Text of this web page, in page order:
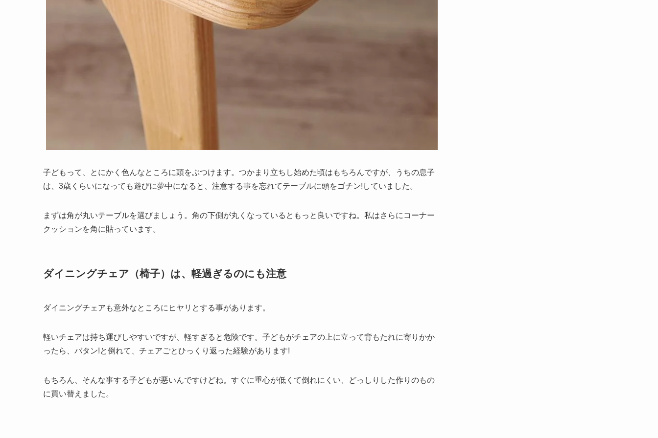
子どもって、とにかく色んなところに頭をぶつけます。つかまり立ちし始めた頃はもちろんですが、うちの息子
は、3歳くらいになっても遊びに夢中になると、注意する事を忘れてテーブルに頭をゴチン!していました。
まずは角が丸いテーブルを選びましょう。角の下側が丸くなっているともっと良いですね。私はさらにコーナー
クッションを角に貼っています。
ダイニングチェア（椅子）は、軽過ぎるのにも注意
ダイニングチェアも意外なところにヒヤリとする事があります。
軽いチェアは持ち運びしやすいですが、軽すぎると危険です。子どもがチェアの上に立って背もたれに寄りかか
ったら、バタン!と倒れて、チェアごとひっくり返った経験があります!
もちろん、そんな事する子どもが悪いんですけどね。すぐに重心が低くて倒れにくい、どっしりした作りのもの
に買い替えました。